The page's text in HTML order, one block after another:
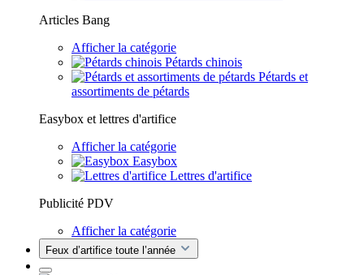
Articles Bang
Afficher la catégorie
Pétards chinois
Pétards et
assortiments de pétards
Easybox et lettres d'artifice
Afficher la catégorie
Easybox
Lettres d'artifice
Publicité PDV
Afficher la catégorie
Feux d’artifice toute l’année